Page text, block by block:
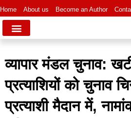
Home About us Become an Author
व्यापार मंडल चुनाव:
प्रत्याशियों को चुनाव
प्रत्याशी मैदान में,